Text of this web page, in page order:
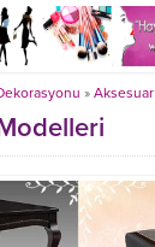
» Aksesuar